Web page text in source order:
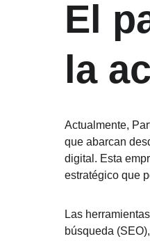
El
la
Actualmente,
que abarcan
digital. Esta
estratégico que
Las
búsqueda